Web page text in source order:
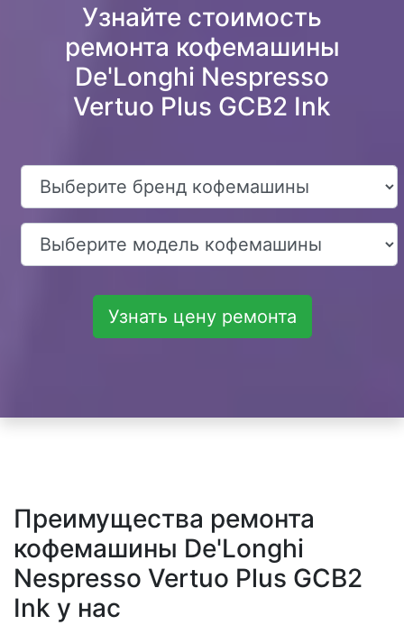
Узнайте стоимость
ремонта кофемашины
De'Longhi Nespresso
Vertuo Plus GCB2 Ink
Узнать цену ремонта
Преимущества ремонта
кофемашины De'Longhi
Nespresso Vertuo Plus GCB2
Ink у нас